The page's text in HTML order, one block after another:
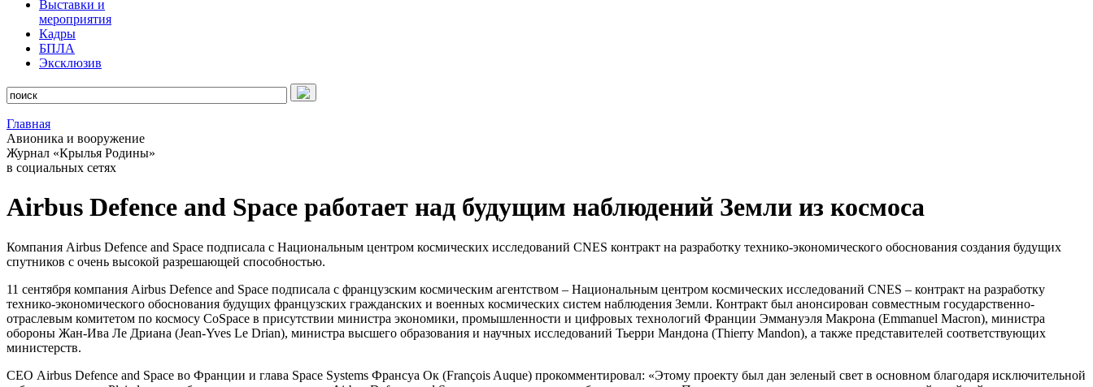
Выставки и
мероприятия
Кадры
БПЛА
Эксклюзив
Главная
Авионика и вооружение
Журнал «Крылья Родины»
в социальных сетях
Airbus Defence and Space работает над будущим наблюдений Земли из космоса
Компания Airbus Defence and Space подписала с Национальным центром космических исследований CNES контракт на разработку технико-экономического обоснования создания будущих
спутников с очень высокой разрешающей способностью.
11 сентября компания Airbus Defence and Space подписала с французским космическим агентством – Национальным центром космических исследований CNES – контракт на разработку
технико-экономического обоснования будущих французских гражданских и военных космических систем наблюдения Земли. Контракт был анонсирован совместным государственно-
отраслевым комитетом по космосу CoSpace в присутствии министра экономики, промышленности и цифровых технологий Франции Эммануэля Макрона (Emmanuel Macron), министра
обороны Жан-Ива Ле Дриана (Jean-Yves Le Drian), министра высшего образования и научных исследований Тьерри Мандона (Thierry Mandon), а также представителей соответствующих
министерств.
СЕО Airbus Defence and Space во Франции и глава Space Systems Франсуа Ок (François Auque) прокомментировал: «Этому проекту был дан зеленый свет в основном благодаря исключительной